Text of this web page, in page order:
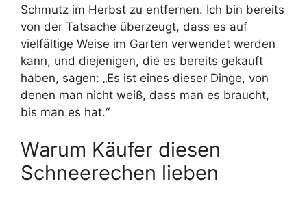
Schmutz im Herbst zu entfernen. Ich bin bereits
von der Tatsache überzeugt, dass es auf
vielfältige Weise im Garten verwendet werden
kann, und diejenigen, die es bereits gekauft
haben, sagen: „Es ist eines dieser Dinge, von
denen man nicht weiß, dass man es braucht,
bis man es hat.“
Warum Käufer diesen
Schneerechen lieben